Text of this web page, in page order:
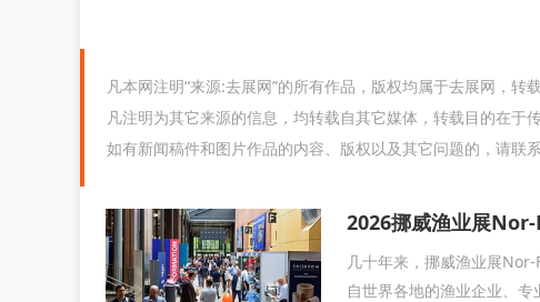
凡本网注明“来源:去展网”的所有作品，版权均属于去展网，转载
凡注明为其它来源的信息，均转载自其它媒体，转载目的在于
如有新闻稿件和图片作品的内容、版权以及其它问题的，请联系
2026挪威渔业展
几十年来，挪威渔业展
自世界各地的渔业企业、